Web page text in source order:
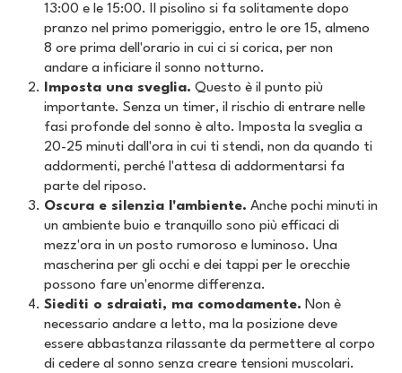
13:00 e le 15:00. Il pisolino si fa solitamente dopo
pranzo nel primo pomeriggio, entro le ore 15, almeno
8 ore prima dell'orario in cui ci si corica, per non
andare a inficiare il sonno notturno.
Imposta una sveglia. Questo è il punto più
importante. Senza un timer, il rischio di entrare nelle
fasi profonde del sonno è alto. Imposta la sveglia a
20-25 minuti dall'ora in cui ti stendi, non da quando ti
addormenti, perché l'attesa di addormentarsi fa
parte del riposo.
Oscura e silenzia l'ambiente. Anche pochi minuti in
un ambiente buio e tranquillo sono più efficaci di
mezz'ora in un posto rumoroso e luminoso. Una
mascherina per gli occhi e dei tappi per le orecchie
possono fare un'enorme differenza.
Siediti o sdraiati, ma comodamente. Non è
necessario andare a letto, ma la posizione deve
essere abbastanza rilassante da permettere al corpo
di cedere al sonno senza creare tensioni muscolari.